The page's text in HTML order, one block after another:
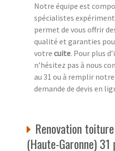
Notre équipe est
spécialistes
permet de vous offrir
qualité et garanties
votre cuite. Pour plus
n’hésitez pas à nous
au 31 ou à remplir
demande de devis en
Renovation
(Haute-Garonne)